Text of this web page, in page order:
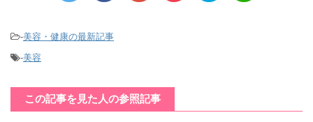
-美容・健康の最新記事
-美容
この記事を見た人の参照記事